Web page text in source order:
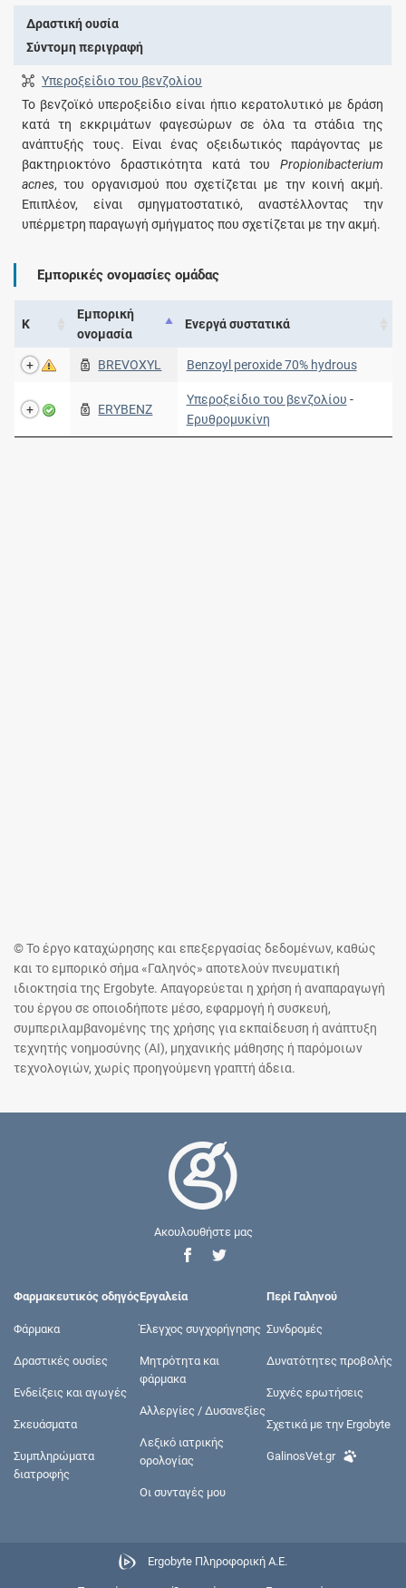
Δραστική ουσία
Σύντομη περιγραφή
Υπεροξείδιο του βενζολίου
Το βενζοϊκό υπεροξείδιο είναι ήπιο κερατολυτικό με δράση
κατά τη εκκριμάτων φαγεσώρων σε όλα τα στάδια της
ανάπτυξής τους. Είναι ένας οξειδωτικός παράγοντας με
βακτηριοκτόνο δραστικότητα κατά τουPropionibacterium
acnes, του οργανισμού που σχετίζεται με την κοινή ακμή.
Επιπλέον, είναι σμηγματοστατικό, αναστέλλοντας την
υπέρμετρη παραγωγή σμήγματος που σχετίζεται με την ακμή.
Εμπορικές ονομασίες ομάδας
Κ
Εμπορική
ονομασία
Ενεργά συστατικά
BREVOXYL Benzoyl peroxide 70% hydrous
ERYBENZ
Υπεροξείδιο του βενζολίου -
Ερυθρομυκίνη
© Το έργο καταχώρησης και επεξεργασίας δεδομένων, καθώς
και το εμπορικό σήμα «Γαληνός» αποτελούν πνευματική
ιδιοκτησία της Ergobyte. Απαγορεύεται η χρήση ή αναπαραγωγή
του έργου σε οποιοδήποτε μέσο, εφαρμογή ή συσκευή,
συμπεριλαμβανομένης της χρήσης για εκπαίδευση ή ανάπτυξη
τεχνητής νοημοσύνης (AI), μηχανικής μάθησης ή παρόμοιων
τεχνολογιών, χωρίς προηγούμενη γραπτή άδεια.
Ακουλουθήστε μας
Φαρμακευτικός οδηγός
Φάρμακα
Δραστικές ουσίες
Ενδείξεις και αγωγές
Σκευάσματα
Συμπληρώματα
διατροφής
Εργαλεία
Έλεγχος συγχορήγησης
Μητρότητα και
φάρμακα
Αλλεργίες / Δυσανεξίες
Λεξικό ιατρικής
ορολογίας
Οι συνταγές μου
Περί Γαληνού
Συνδρομές
Δυνατότητες προβολής
Συχνές ερωτήσεις
Σχετικά με την Ergobyte
GalinosVet.gr
Ergobyte Πληροφορική Α.Ε.